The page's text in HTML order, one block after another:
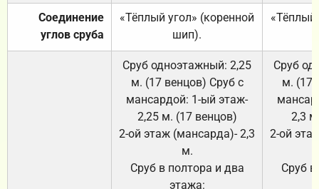
Соединение
углов сруба
«Тёплый угол» (коренной
шип).
«Тёплый
Сруб одноэтажный: 2,25
м. (17 венцов) Сруб с
мансардой: 1-ый этаж-
2,25 м. (17 венцов)
2-ой этаж (мансарда)- 2,3
м.
Сруб в полтора и два
этажа:
Сруб
м. (17
2,3
2-ой
Сруб